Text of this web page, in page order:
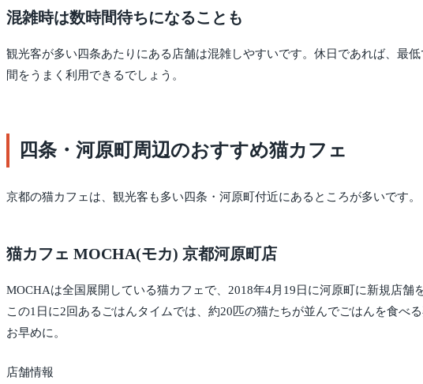
混雑時は数時間待ちになることも
観光客が多い四条あたりにある店舗は混雑しやすいです。休日であれば、最
間をうまく利用できるでしょう。
四条・河原町周辺のおすすめ猫カフェ
京都の猫カフェは、観光客も多い四条・河原町付近にあるところが多いです。
猫カフェ MOCHA(モカ) 京都河原町店
MOCHAは全国展開している猫カフェで、2018年4月19日に河原町に新規店
この1日に2回あるごはんタイムでは、約20匹の猫たちが並んでごはんを食
お早めに。
店舗情報